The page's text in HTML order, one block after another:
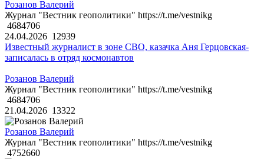
Розанов Валерий
Журнал "Вестник геополитики" https://t.me/vestnikg
4684706
24.04.2026 12939
Известный журналист в зоне СВО, казачка Аня Герцовская-
записалась в отряд космонавтов
Розанов Валерий
Журнал "Вестник геополитики" https://t.me/vestnikg
4684706
21.04.2026 13322
Розанов Валерий
Журнал "Вестник геополитики" https://t.me/vestnikg
4752660